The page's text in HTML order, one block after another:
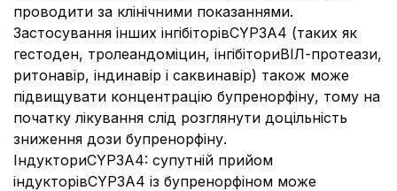
проводити за клінічними показаннями.
Застосування інших інгібіторівCYP3A4 (таких як
гестоден, тролеандоміцин, інгібіториВІЛ-протеази,
ритонавір, індинавір і саквинавір) також може
підвищувати концентрацію бупренорфіну, тому на
початку лікування слід розглянути доцільність
зниження дози бупренорфіну.
ІндукториCYP3A4: супутній прийом
індукторівCYP3A4 із бупренорфіном може